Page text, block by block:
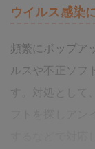
ウイルス感染
頻繁にポップア
ルスや不正ソフ